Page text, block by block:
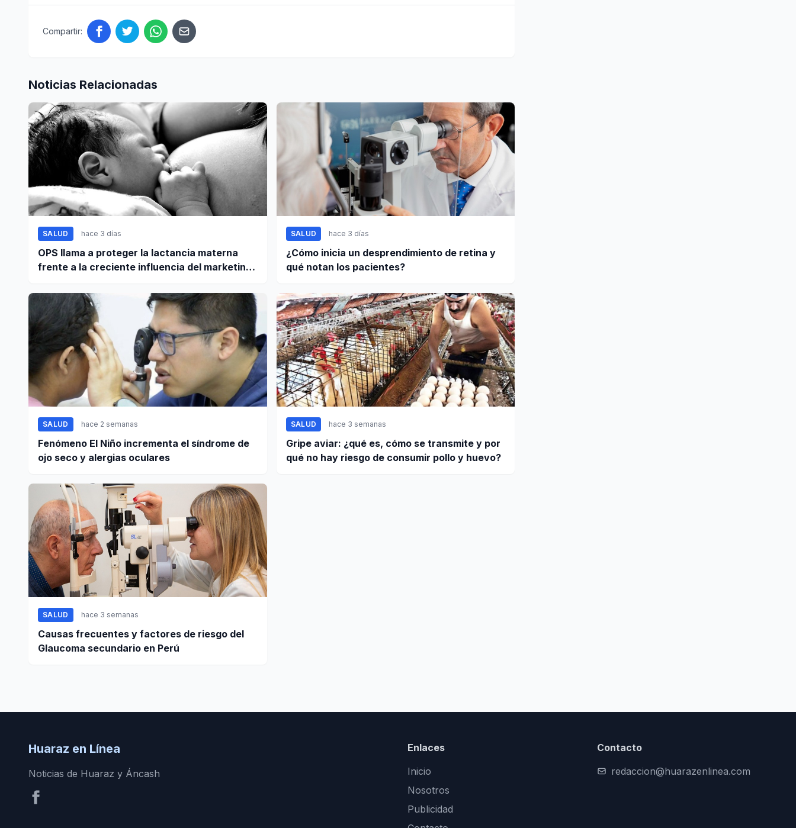
Compartir:
Noticias Relacionadas
SALUD hace 3 días
OPS llama a proteger la lactancia materna
frente a la creciente influencia del marketing
SALUD hace 3 días
¿Cómo inicia un desprendimiento de retina y
qué notan los pacientes?
SALUD hace 2 semanas
Fenómeno El Niño incrementa el síndrome de
ojo seco y alergias oculares
SALUD hace 3 semanas
Gripe aviar: ¿qué es, cómo se transmite y por
qué no hay riesgo de consumir pollo y huevo?
SALUD hace 3 semanas
Causas frecuentes y factores de riesgo del
Glaucoma secundario en Perú
Huaraz en Línea
Noticias de Huaraz y Áncash
Enlaces
Inicio
Nosotros
Publicidad
Contacto
redaccion@huarazenlinea.com